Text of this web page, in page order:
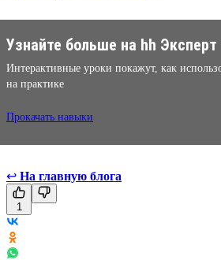
Узнайте больше на hh Эксперт
Интерактивные уроки покажут, как
на практике
Прокачать навыки
↩ На главную блога
1